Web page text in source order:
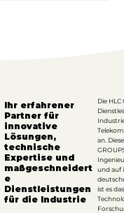
Ihr erfahrener
Partner für
innovative
Lösungen,
technische
Expertise und
maßgeschneidert
e
Dienstleistungen
für die Industrie
Die
an.
und auf
ist es